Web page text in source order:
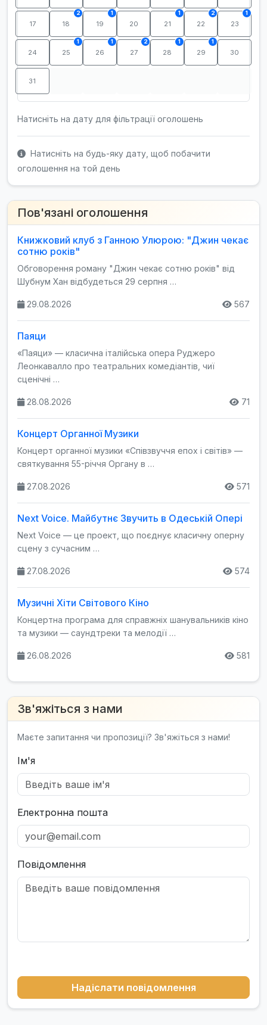
17 18
2
19
1
20 21
1
22
2
23
1
24 25
1
26
1
27
2
28
1
29
1
30
31
Натисніть на дату для фільтрації оголошень
Натисніть на будь-яку дату, щоб побачити
оголошення на той день
Пов'язані оголошення
Книжковий клуб з Ганною Улюрою: "Джин чекає
сотню років"
Обговорення роману "Джин чекає сотню років" від
Шубнум Хан відбудеться 29 серпня …
29.08.2026 567
Паяци
«Паяци» — класична італійська опера Руджеро
Леонкавалло про театральних комедіантів, чиї
сценічні …
28.08.2026 71
Концерт Органної Музики
Концерт органної музики «Співзвуччя епох і світів» —
святкування 55-річчя Органу в …
27.08.2026 571
Next Voice. Майбутнє Звучить в Одеській Опері
Next Voice — це проект, що поєднує класичну оперну
сцену з сучасним …
27.08.2026 574
Музичні Хіти Світового Кіно
Концертна програма для справжніх шанувальників кіно
та музики — саундтреки та мелодії …
26.08.2026 581
Зв'яжіться з нами
Маєте запитання чи пропозиції? Зв'яжіться з нами!
Ім'я
Електронна пошта
Повідомлення
Надіслати повідомлення